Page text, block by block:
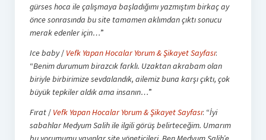
gürses hoca ile çalışmaya başladığımı yazmıştım birkaç ay
önce sonrasında bu site tamamen aklımdan çıktı sonucu
merak edenler için…”
Ice baby/ Vefk Yapan Hocalar Yorum & Şikayet Sayfası:
“Benim durumum birazcık farklı. Uzaktan akrabam olan
biriyle birbirimize sevdalandık, ailemiz buna karşı çıktı, çok
büyük tepkiler aldık ama insanın…”
Fırat/ Vefk Yapan Hocalar Yorum & Şikayet Sayfası: “İyi
sabahlar Medyum Salih ile ilgili görüş belirteceğim. Umarım